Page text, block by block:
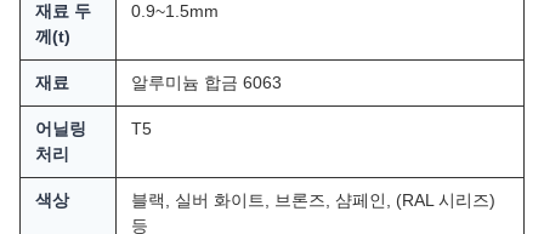
재료 두
께(t)
0.9~1.5mm
재료 알루미늄 합금 6063
어닐링
처리
T5
색상
블랙, 실버 화이트, 브론즈, 샴페인, (RAL 시리즈)
등